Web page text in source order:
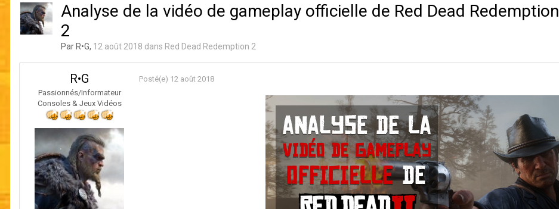
Analyse de la vidéo de gameplay officielle de Red Dead Redemption
2
Par R•G, 12 août 2018 dans Red Dead Redemption 2
R•G
Passionnés/Informateur
Consoles & Jeux Vidéos
Posté(e) 12 août 2018